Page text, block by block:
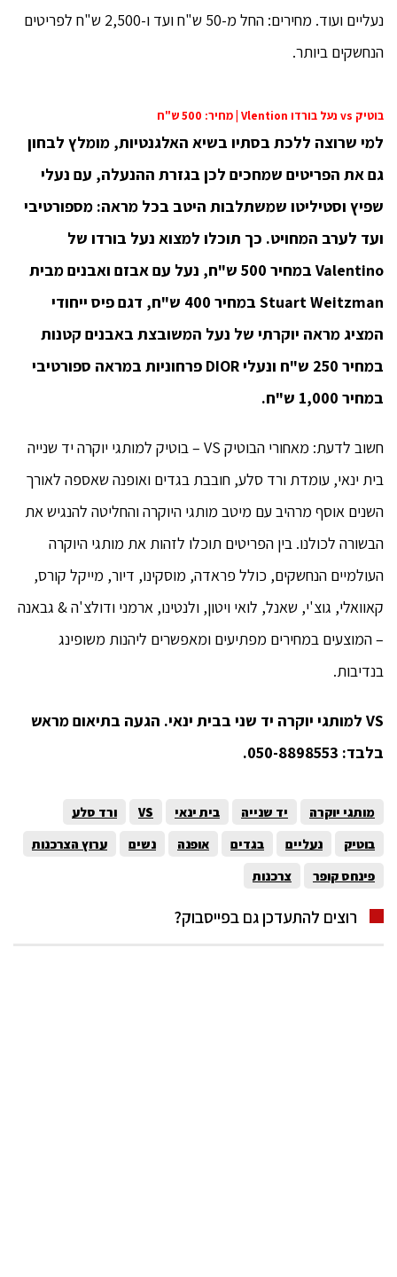
נעליים ועוד. מחירים: החל מ-50 ש"ח ועד ו-2,500 ש"ח לפריטים
הנחשקים ביותר.
בוטיק vs נעל בורדו Vlention | מחיר: 500 ש"ח
למי שרוצה ללכת בסתיו בשיא האלגנטיות, מומלץ לבחון
גם את הפריטים שמחכים לכן בגזרת ההנעלה, עם נעלי
שפיץ וסטיליטו שמשתלבות היטב בכל מראה: מספורטיבי
ועד לערב המחויט. כך תוכלו למצוא נעל בורדו של
Valentino במחיר 500 ש"ח, נעל עם אבזם ואבנים מבית
Stuart Weitzman במחיר 400 ש"ח, דגם פיס ייחודי
המציג מראה יוקרתי של נעל המשובצת באבנים קטנות
במחיר 250 ש"ח ונעלי DIOR פרחוניות במראה ספורטיבי
במחיר 1,000 ש"ח.
חשוב לדעת: מאחורי הבוטיק VS – בוטיק למותגי יוקרה יד שנייה
בית ינאי, עומדת ורד סלע, חובבת בגדים ואופנה שאספה לאורך
השנים אוסף מרהיב עם מיטב מותגי היוקרה והחליטה להנגיש את
הבשורה לכולנו. בין הפריטים תוכלו לזהות את מותגי היוקרה
העולמיים הנחשקים, כולל פראדה, מוסקינו, דיור, מייקל קורס,
קאוואלי, גוצ'י, שאנל, לואי ויטון, ולנטינו, ארמני ודולצ'ה & גבאנה
– המוצעים במחירים מפתיעים ומאפשרים ליהנות משופינג
בנדיבות.
VS למותגי יוקרה יד שני בבית ינאי. הגעה בתיאום מראש
בלבד: 050-8898553.
מותגי יוקרה יד שנייה בית ינאי VS
ורד סלע
בוטיק
נעליים בגדים אופנה נשים
ערוץ הצרכנות
פינחס קופר
צרכנות
רוצים להתעדכן גם בפייסבוק?